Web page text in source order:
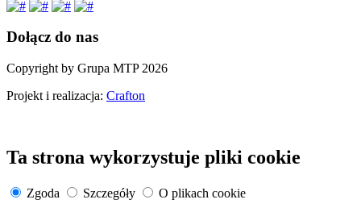
Dołącz do nas
Copyright by Grupa MTP 2026
Projekt i realizacja: Crafton
Ta strona wykorzystuje pliki cookie
Zgoda Szczegóły
O plikach cookie